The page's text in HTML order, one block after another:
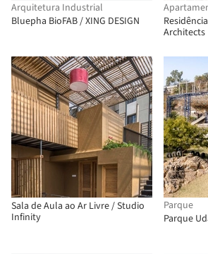
Arquitetura Industrial
Bluepha BioFAB / XING DESIGN
Architects
Sala de Aula ao Ar Livre / Studio
Infinity
Parque
Parque